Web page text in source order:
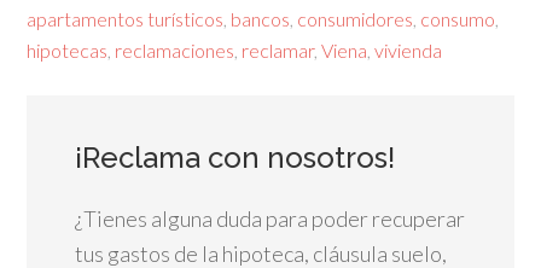
apartamentos turísticos bancos consumidores consumo
hipotecas reclamaciones reclamar,Viena ,vivienda
¡Reclama con nosotros!
¿Tienes alguna duda para poder recuperar
tus gastos de la hipoteca, cláusula suelo,